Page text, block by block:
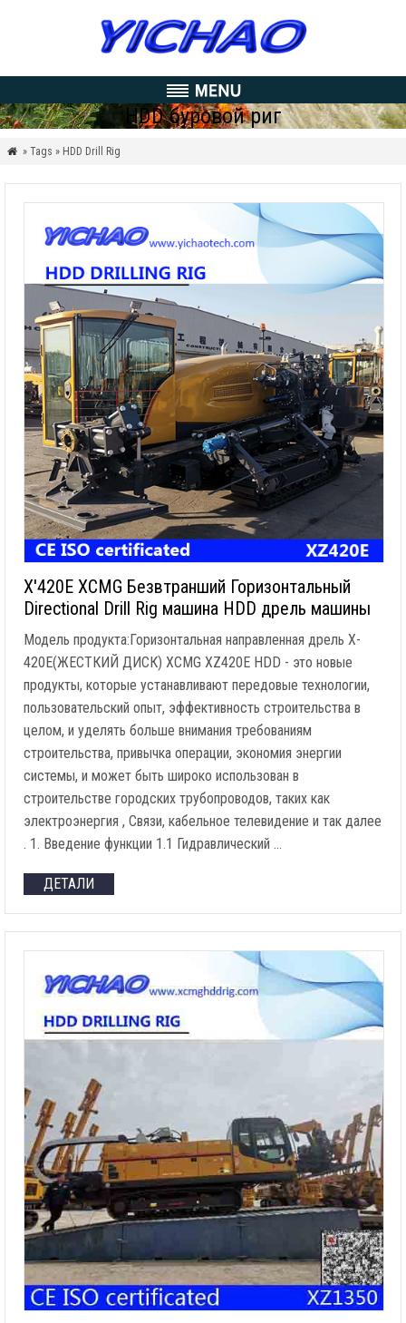
HDD буровой риг
 » Tags » HDD Drill Rig
X'420E XCMG Безвтранший Горизонтальный
Directional Drill Rig машина HDD дрель машины
Модель продукта:Горизонтальная направленная дрель X-
420E(ЖЕСТКИЙ ДИСК) XCMG XZ420E HDD - это новые
продукты, которые устанавливают передовые технологии,
пользовательский опыт, эффективность строительства в
целом, и уделять больше внимания требованиям
строительства, привычка операции, экономия энергии
системы, и может быть широко использован в
строительстве городских трубопроводов, таких как
электроэнергия , Связи, кабельное телевидение и так далее
. 1. Введение функции 1.1 Гидравлический …
ДЕТАЛИ